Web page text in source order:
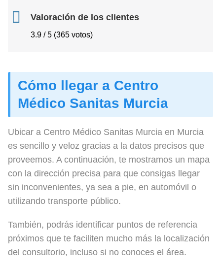
Valoración de los clientes
3.9 / 5 (365 votos)
Cómo llegar a Centro
Médico Sanitas Murcia
Ubicar a Centro Médico Sanitas Murcia en Murcia
es sencillo y veloz gracias a la datos precisos que
proveemos. A continuación, te mostramos un mapa
con la dirección precisa para que consigas llegar
sin inconvenientes, ya sea a pie, en automóvil o
utilizando transporte público.
También, podrás identificar puntos de referencia
próximos que te faciliten mucho más la localización
del consultorio, incluso si no conoces el área.